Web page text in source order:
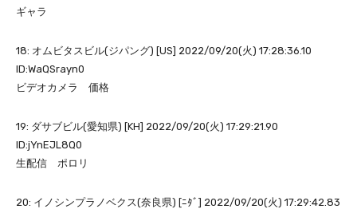
ギャラ
18: オムビタスビル(ジパング) [US] 2022/09/20(火) 17:28:36.10
ID:WaQSrayn0
ビデオカメラ 価格
19: ダサブビル(愛知県) [KH] 2022/09/20(火) 17:29:21.90
ID:jYnEJL8Q0
生配信 ポロリ
20: イノシンプラノベクス(奈良県) [ﾆﾀﾞ] 2022/09/20(火) 17:29:42.83